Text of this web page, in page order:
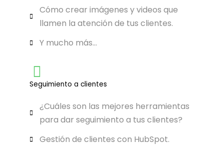
Cómo crear imágenes y videos que
llamen la atención de tus clientes.
Y mucho más...
Seguimiento a clientes
¿Cuáles son las mejores herramientas
para dar seguimiento a tus clientes?
Gestión de clientes con HubSpot.